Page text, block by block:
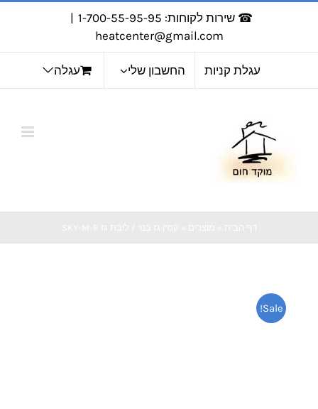
☎ שירות לקוחות: 1-700-55-95-95
|
heatcenter@gmail.com
עגלת קניות החשבון שלי עגלה
Sale!